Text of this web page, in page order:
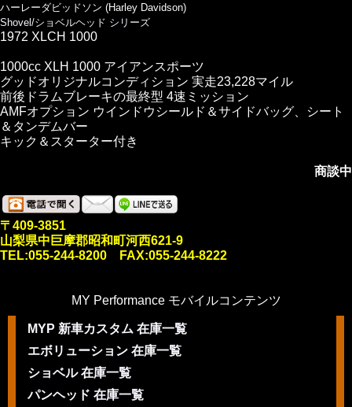
ハーレーダビッドソン (Harley Davidson)
Shovel/ショベルヘッド シリーズ
1972 XLCH 1000
1000cc XLH 1000 アイアンスポーツ
グッドオリジナルコンディション 実走23,228マイル
前後ドラムブレーキの最終型 4速ミッション
AMFオプション ウインドウシールド＆サイドバッグ、シート
＆タンデムバー
キック＆スターター付き
商談中
〒409-3851
山梨県中巨摩郡昭和町河西621-9
TEL:055-244-8200 FAX:055-244-8222
MY Performance モバイルコンテンツ
MYP 新車カスタム 在庫一覧
エボリューション 在庫一覧
ショベル 在庫一覧
パンヘッド 在庫一覧